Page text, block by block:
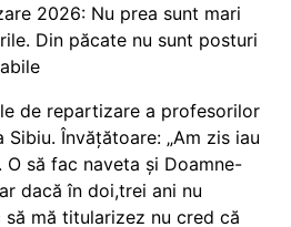
2026: Nu prea sunt mari
Din păcate nu sunt posturi
de repartizare a profesorilor
Sibiu. Învățătoare: „Am zis iau
O să fac naveta și Doamne-
dacă în doi,trei ani nu
să mă titularizez nu cred că